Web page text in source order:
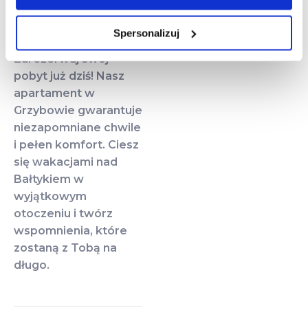
Spersonalizuj
Zapraszamy do
Zarezerwuj swój
pobyt już dziś! Nasz
apartament w
Grzybowie gwarantuje
niezapomniane chwile
i pełen komfort. Ciesz
się wakacjami nad
Bałtykiem w
wyjątkowym
otoczeniu i twórz
wspomnienia, które
zostaną z Tobą na
długo.